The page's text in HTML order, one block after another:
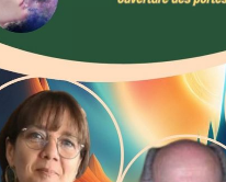
SEMELLE
ANTONY
FROMAGET